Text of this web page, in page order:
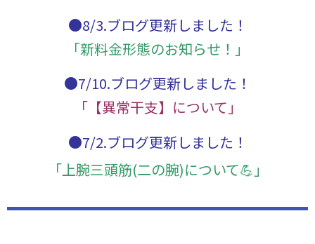
●8/3.ブログ更新しました！
「新料金形態のお知らせ！」
●7/10.ブログ更新しました！
「【異常干支】について」
●7/2.ブログ更新しました！
「上腕三頭筋(二の腕)について💪」